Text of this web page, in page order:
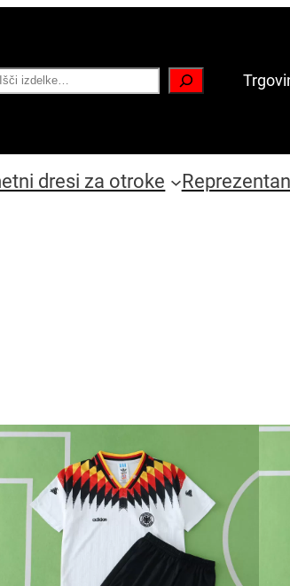
Search
dresi za otroke